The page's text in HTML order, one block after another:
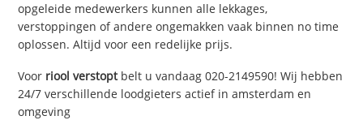
opgeleide medewerkers kunnen alle lekkages,
verstoppingen of andere ongemakken vaak binnen no time
oplossen. Altijd voor een redelijke prijs.
Voor riool verstoptbelt u vandaag 020-2149590! Wij hebben
24/7 verschillende loodgieters actief in amsterdam en
omgeving